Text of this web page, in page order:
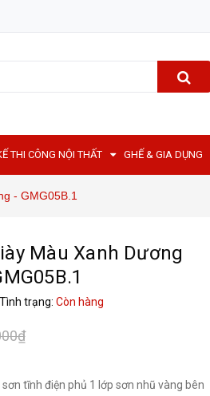
THI CÔNG NỘI THẤT GHẾ & GIA DỤNG
- GMG05B.1
Màu Xanh Dương
trạng: Còn hàng